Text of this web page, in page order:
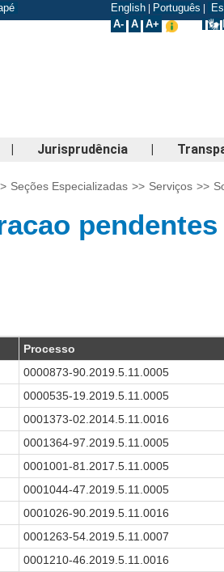
English Português
A- A A+
| Jurisprudência |
Seções Especializadas >> Serviços >>
Processo
0000873-90.2019.5.11.0005
0000535-19.2019.5.11.0005
0001373-02.2014.5.11.0016
0001364-97.2019.5.11.0005
0001001-81.2017.5.11.0005
0001044-47.2019.5.11.0005
0001026-90.2019.5.11.0016
0001263-54.2019.5.11.0007
0001210-46.2019.5.11.0016